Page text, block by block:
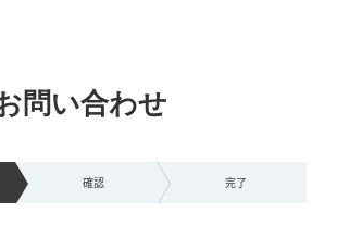
問い合わせ
確認 完了